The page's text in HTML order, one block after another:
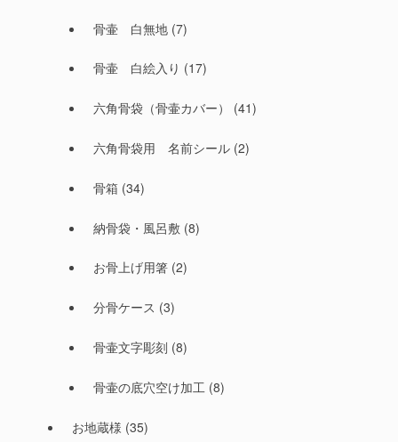
骨壷 白無地(7)
骨壷 白絵入り (17)
六角骨袋（骨壷カバー） (41)
六角骨袋用 名前シール(2)
骨箱(34)
納骨袋・風呂敷(8)
お骨上げ用箸(2)
分骨ケース (3)
骨壷文字彫刻 (8)
骨壷の底穴空け加工 (8)
お地蔵様 (35)